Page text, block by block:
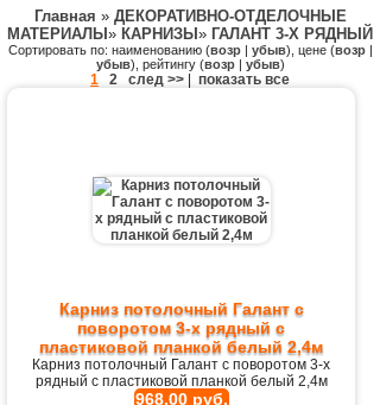
Главная » ДЕКОРАТИВНО-ОТДЕЛОЧНЫЕ
МАТЕРИАЛЫ » КАРНИЗЫ » ГАЛАНТ 3-Х РЯДНЫЙ
Сортировать по: наименованию (возр| убыв), цене (возр|
убыв), рейтингу (возр| убыв)
1 2 след >> показать все
Карниз потолочный Галант с
поворотом 3-х рядный с
пластиковой планкой белый 2,4м
Карниз потолочный Галант с поворотом 3-х
рядный с пластиковой планкой белый 2,4м
968,00 руб.